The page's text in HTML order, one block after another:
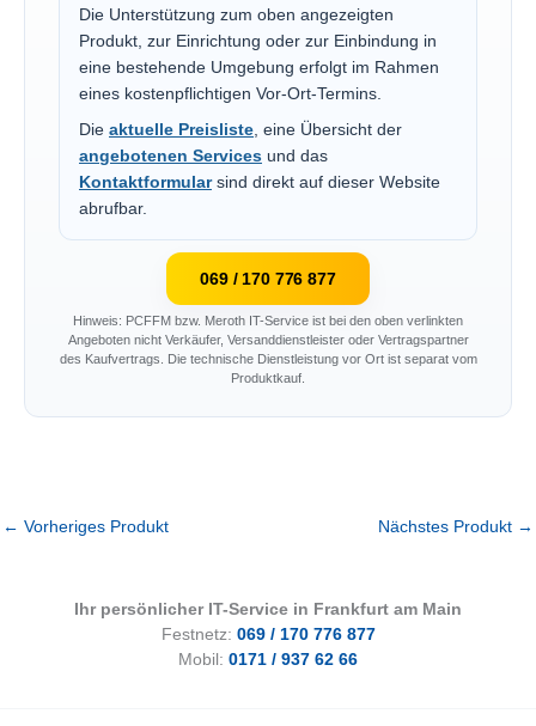
Die Unterstützung zum oben angezeigten
Produkt, zur Einrichtung oder zur Einbindung in
eine bestehende Umgebung erfolgt im Rahmen
eines kostenpflichtigen Vor-Ort-Termins.
Die aktuelle Preisliste, eine Übersicht der
angebotenen Services und das
Kontaktformularsind direkt auf dieser Website
abrufbar.
069 / 170 776 877
Hinweis: PCFFM bzw. Meroth IT-Service ist bei den oben verlinkten
Angeboten nicht Verkäufer, Versanddienstleister oder Vertragspartner
des Kaufvertrags. Die technische Dienstleistung vor Ort ist separat vom
Produktkauf.
← Vorheriges Produkt Nächstes Produkt →
Ihr persönlicher IT-Service in Frankfurt am Main
Festnetz: 069 / 170 776 877
Mobil: 0171 / 937 62 66